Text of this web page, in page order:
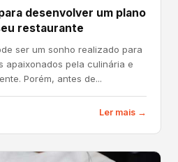
desenvolver um plano
restaurante
ser um sonho realizado para
apaixonados pela culinária e
Porém, antes de...
Ler mais →